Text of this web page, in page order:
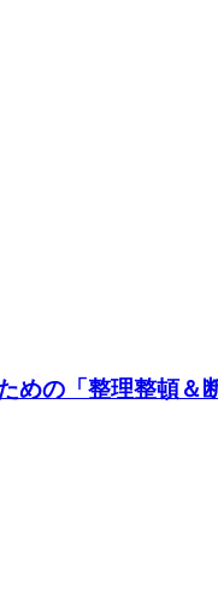
めの「整理整頓＆